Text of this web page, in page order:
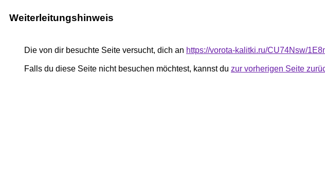
Weiterleitungshinweis
Die von dir besuchte Seite versucht, dich an https://vorota-kalitki.ru/CU74Nsw/
Falls du diese Seite nicht besuchen möchtest, kannst du zur vorherigen Seite